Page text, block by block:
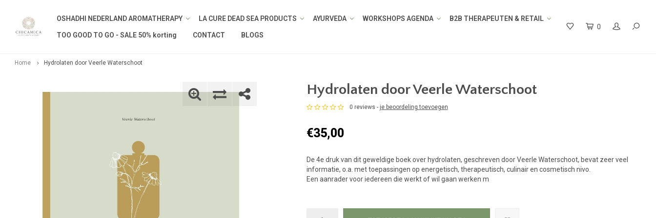
OSHADHI NEDERLAND AROMATHERAPY LA CURE DEAD SEA PRODUCTS AYURVEDA WORKSHOPS AGENDA B2B THERAPEUTEN & RETAIL
TOO GOOD TO GO - SALE 50% korting CONTACT BLOGS
0
Home Hydrolaten door Veerle Waterschoot
Hydrolaten door Veerle Waterschoot
0 reviews - je beoordeling toevoegen
€35,00
De 4e druk van dit geweldige boek over hydrolaten, geschreven door Veerle Waterschoot, bevat zeer veel
informatie, o.a. met toepassingen op energetisch, therapeutisch, culinair en cosmetisch nivo.
Een aanrader voor iedereen die werkt of wil gaan werken m